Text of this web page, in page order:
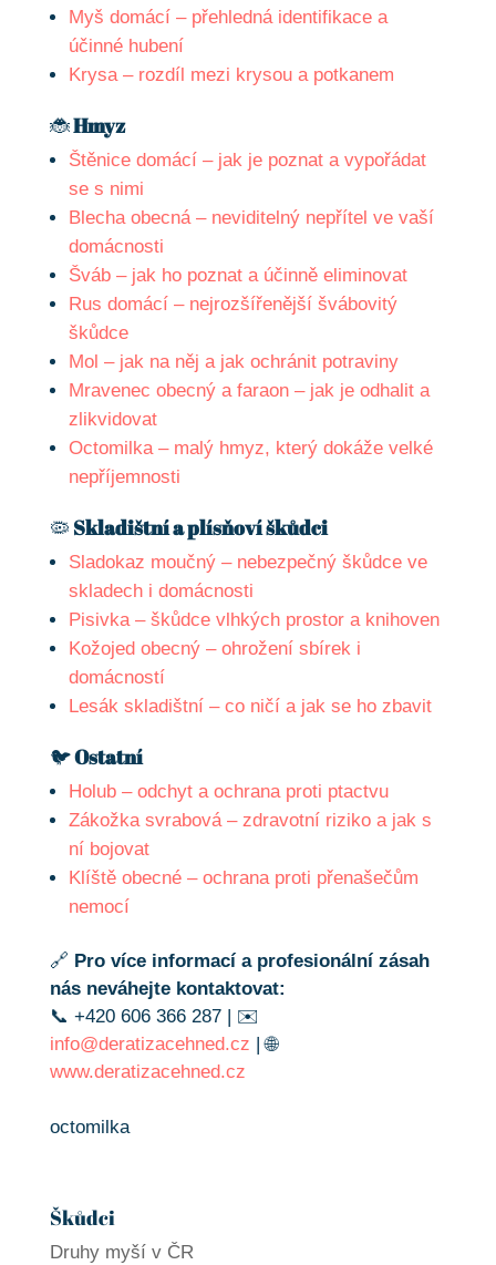
Myš domácí – přehledná identifikace a
účinné hubení
Krysa – rozdíl mezi krysou a potkanem
🐞Hmyz
Štěnice domácí – jak je poznat a vypořádat
se s nimi
Blecha obecná – neviditelný nepřítel ve vaší
domácnosti
Šváb – jak ho poznat a účinně eliminovat
Rus domácí – nejrozšířenější švábovitý
škůdce
Mol – jak na něj a jak ochránit potraviny
Mravenec obecný a faraon – jak je odhalit a
zlikvidovat
Octomilka – malý hmyz, který dokáže velké
nepříjemnosti
🦠 Skladištní a plísňoví škůdci
Sladokaz moučný – nebezpečný škůdce ve
skladech i domácnosti
Pisivka – škůdce vlhkých prostor a knihoven
Kožojed obecný – ohrožení sbírek i
domácností
Lesák skladištní – co ničí a jak se ho zbavit
🐦Ostatní
Holub – odchyt a ochrana proti ptactvu
Zákožka svrabová – zdravotní riziko a jak s
ní bojovat
Klíště obecné – ochrana proti přenašečům
nemocí
🔗 Pro více informací a profesionální zásah
nás neváhejte kontaktovat:
📞 +420 606 366 287 | ✉️
info@deratizacehned.cz | 🌐
www.deratizacehned.cz
octomilka
Škůdci
Druhy myší v ČR